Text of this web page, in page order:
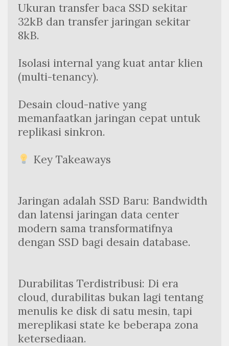
Ukuran transfer baca SSD sekitar
32kB dan transfer jaringan sekitar
8kB.
Isolasi internal yang kuat antar klien
(multi-tenancy).
Desain cloud-native yang
memanfaatkan jaringan cepat untuk
replikasi sinkron.
Key Takeaways
Jaringan adalah SSD Baru: Bandwidth
dan latensi jaringan data center
modern sama transformatifnya
dengan SSD bagi desain database.
Durabilitas Terdistribusi: Di era
cloud, durabilitas bukan lagi tentang
menulis ke disk di satu mesin, tapi
mereplikasi state ke beberapa zona
ketersediaan.